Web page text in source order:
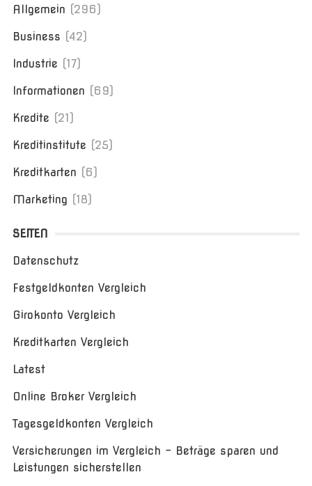
Allgemein (296)
Business (42)
Industrie (17)
Informationen (69)
Kredite (21)
Kreditinstitute (25)
Kreditkarten (6)
Marketing (18)
SEITEN
Datenschutz
Festgeldkonten Vergleich
Girokonto Vergleich
Kreditkarten Vergleich
Latest
Online Broker Vergleich
Tagesgeldkonten Vergleich
Versicherungen im Vergleich – Beträge sparen und
Leistungen sicherstellen